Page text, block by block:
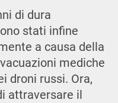
di dura
stati infine
a causa della
mediche
droni russi. Ora,
attraversare il